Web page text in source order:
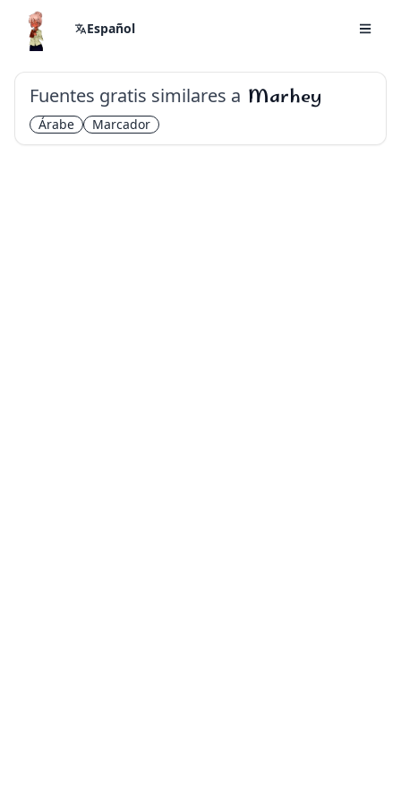
Español
Fuentes gratis similares a Marhey
Árabe Marcador